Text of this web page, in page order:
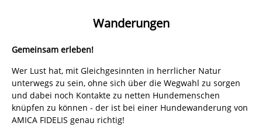
Wanderungen
Gemeinsam erleben!
Wer Lust hat, mit Gleichgesinnten in herrlicher Natur
unterwegs zu sein, ohne sich über die Wegwahl zu sorgen
und dabei noch Kontakte zu netten Hundemenschen
knüpfen zu können - der ist bei einer Hundewanderung von
AMICA FIDELIS genau richtig!